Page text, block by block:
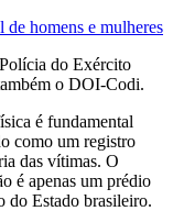
de homens e mulheres
do Exército
o DOI-Codi.
é fundamental
como um registro
das vítimas. O
é apenas um prédio
do Estado brasileiro.